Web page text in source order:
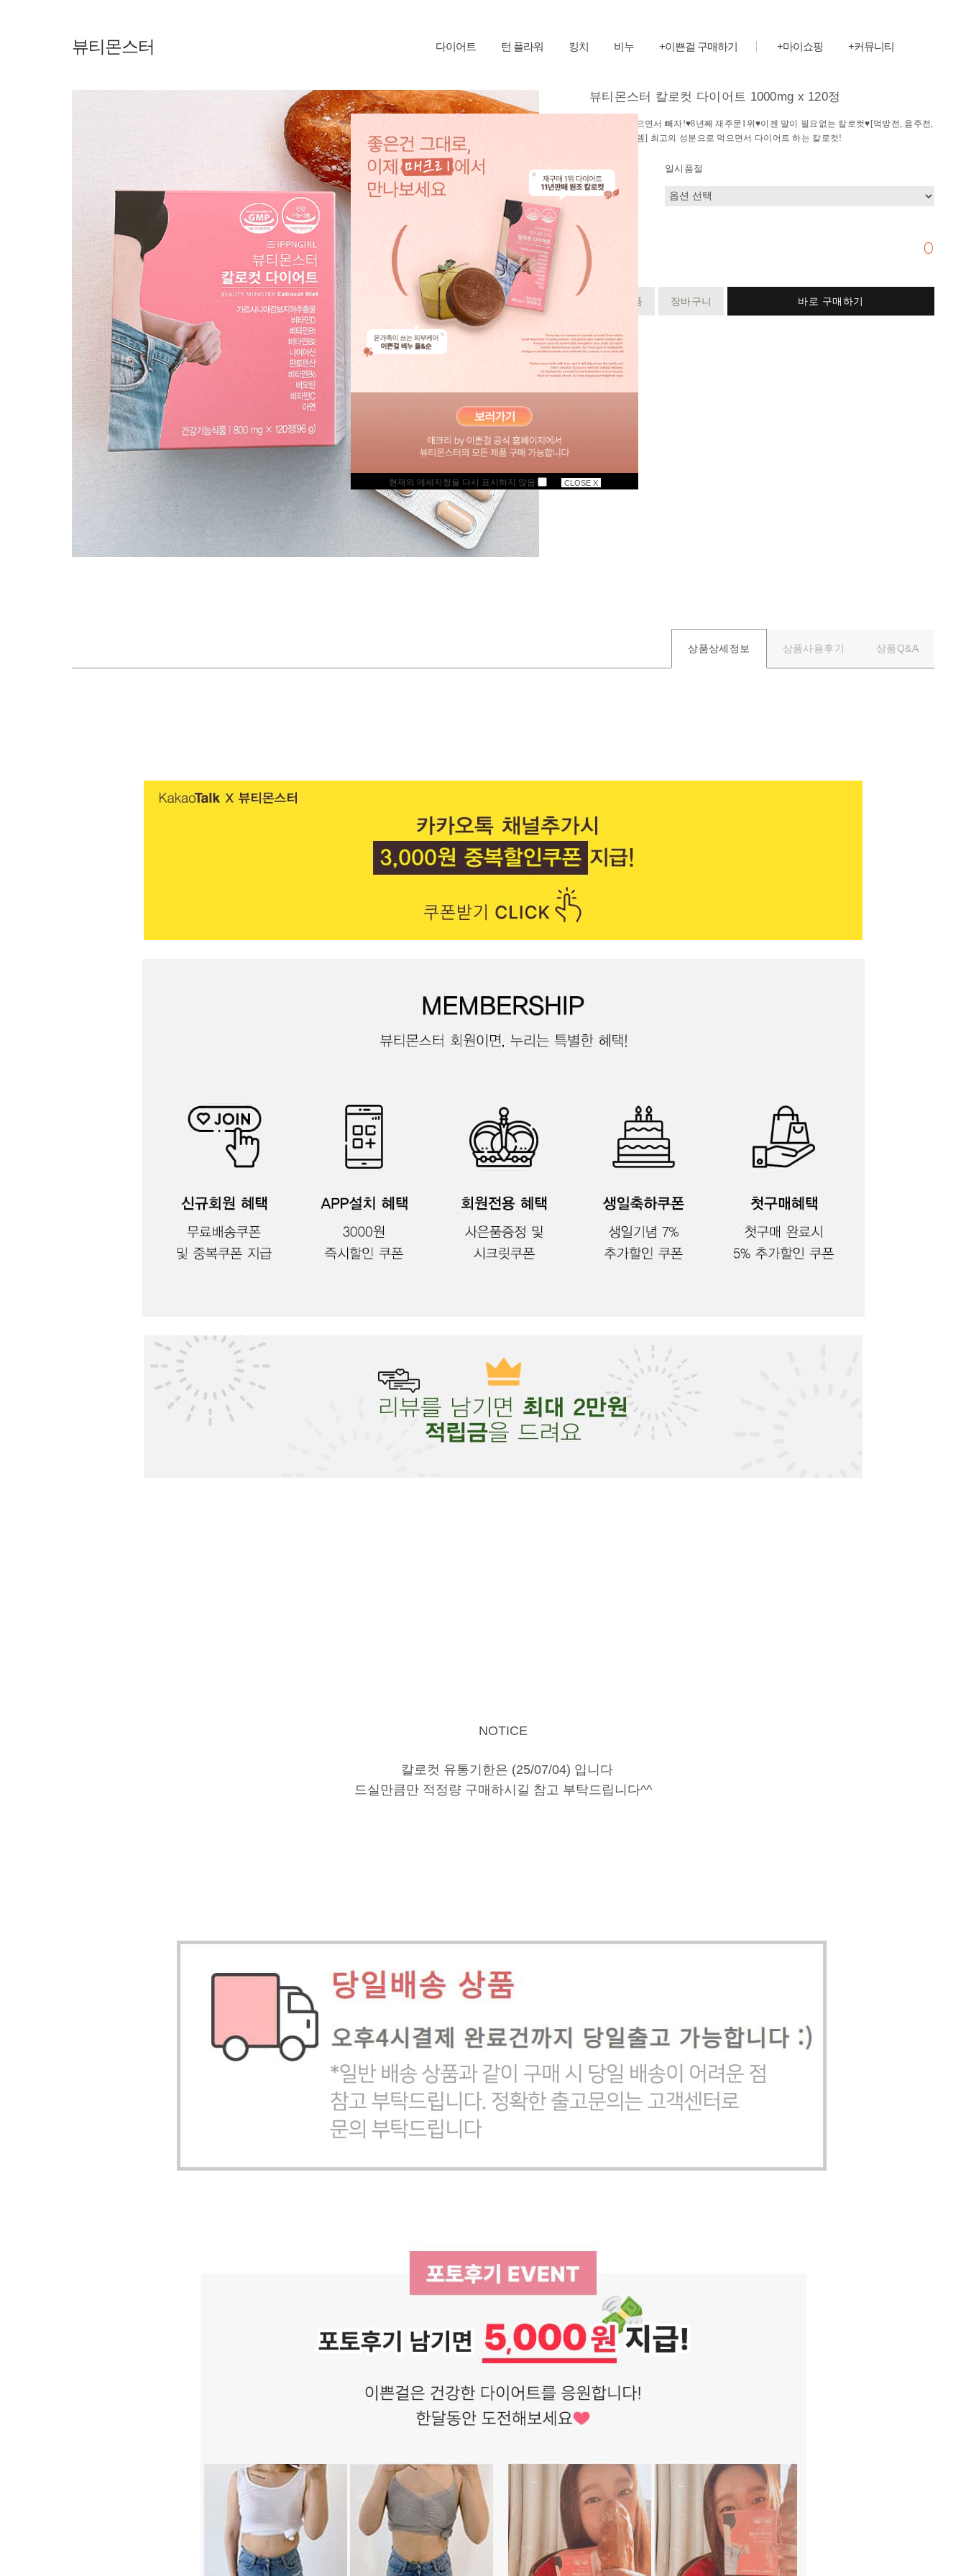
뷰티몬스터 다이어트 턴 플라워 킹치 비누 +이쁜걸 구매하기 +마이쇼핑 +커뮤니티
뷰티몬스터 칼로컷 다이어트 1000mg x 120정
굶지말고 먹으면서 빼자!♥8년째 재주문1위♥이젠 말이 필요없는 칼로컷♥[먹방전, 음주전,
식사전 필수템] 최고의 성분으로 먹으면서 다이어트 하는 칼로컷!
판매가 일시품절
type
0
관심상품 장바구니 바로 구매하기
상품상세정보 상품사용후기 상품Q&A
NOTICE
칼로컷 유통기한은 (25/07/04) 입니다
드실만큼만 적정량 구매하시길 참고 부탁드립니다^^
현재의 메세지창을 다시 표시하지 않음 CLOSE X